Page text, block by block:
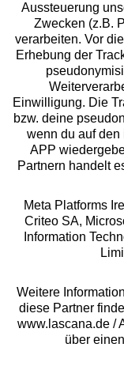
Beratung
Über uns
Rechtliches
Alle Preise inkl. MwSt.,
** Bonität vorausgesetzt,
Aussteuerung
Zwecken (z.B.
verarbeiten. Vor
Erhebung der
Einwilligung. Die
bzw. deine
wenn du auf den
APP
Partnern handelt
Meta Platforms
Criteo SA,
Information
Weitere
diese Partner
www.lascana.de /
über